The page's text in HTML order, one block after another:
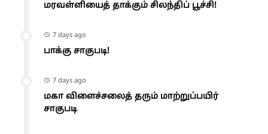
மரவள்ளியைத் தாக்கும் சிலந்திப் பூச்சி!
7 days ago
பாக்கு சாகுபடி!
7 days ago
மகா விளைச்சலைத் தரும் மாற்றுப்பயிர்
சாகுபடி